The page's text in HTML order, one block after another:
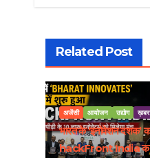
Related Post
अजेंसी आयोजन उद्योग ख़बर
भारत के ‘इनोवेशन दशक’
hackFront India का